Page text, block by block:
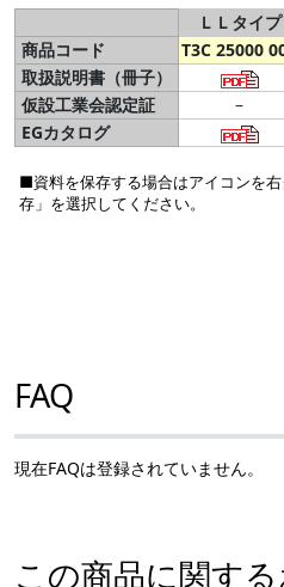
ＬＬタイプ
商品コード
T3C 25000
取扱説明書（冊子）
仮設工業会認定証
–
EGカタログ
■資料を保存する場合はアイコンを
存」を選択してください。
FAQ
現在FAQは登録されていません。
この商品に関す